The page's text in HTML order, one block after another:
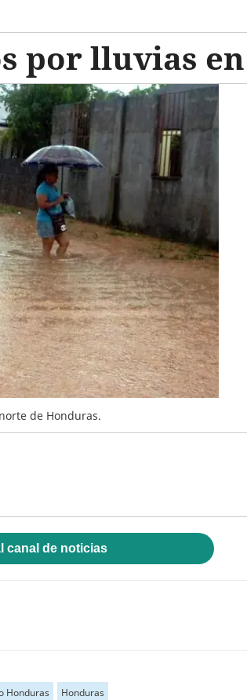
por lluvias
de Honduras.
canal de noticias
Honduras Honduras